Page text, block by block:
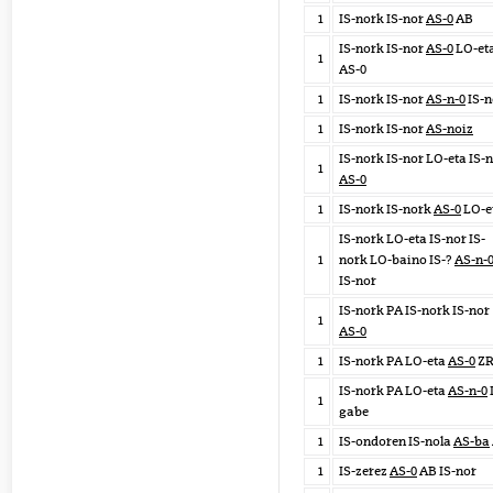
1 IS-nork IS-norAS-0AB
1
IS-nork IS-norAS-0LO-
AS-0
1
IS-nork IS-norAS-n-0IS-
1
IS-nork IS-norAS-noiz
1
IS-nork IS-nor LO-eta IS-
AS-0
1
IS-nork IS-norkAS-0LO-
1
IS-nork LO-eta IS-nor IS-
nork LO-baino IS-? AS-n-0
IS-nor
1
IS-nork PA IS-nork IS-nor
AS-0
1
IS-nork PA LO-etaAS-0ZR
1
IS-nork PA LO-etaAS-n-0
gabe
1
IS-ondoren IS-nolaAS-ba
1
IS-zerez AS-0AB IS-nor